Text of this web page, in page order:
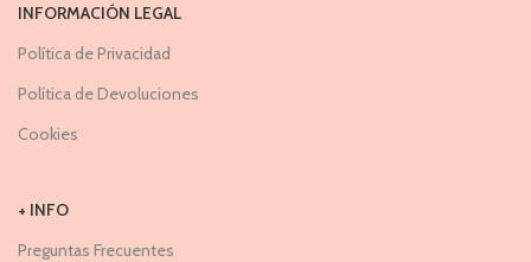
INFORMACIÓN LEGAL
Política de Privacidad
Política de Devoluciones
Cookies
+ INFO
Preguntas Frecuentes